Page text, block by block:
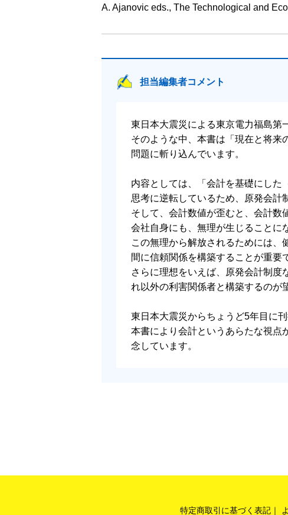
A. Ajanovic eds., The Technological and
担当編集者コメント
東日本大震災による東京電力福島第
そのような中、本書は「現在と将来
問題に斬り込んでいます。
内容としては、「会計を基礎にした
思考に逆転しているため、原発会計
そして、会計数値が歪むと、会計数
会社自身にも、無理が生じることに
この無理から解放されるためには
間に信頼関係を構築することが重要
さらに理想をいえば、原発会計制度
れ以外の利害関係者と構築するのが
東日本大震災からちょうど5年目に刊
本書により会計というあらたな視点
念しています。
特定商取引に基づく表記